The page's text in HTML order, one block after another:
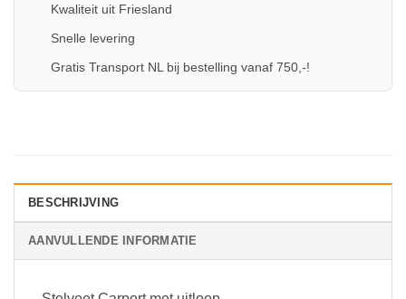
Kwaliteit uit Friesland
Snelle levering
Gratis Transport NL bij bestelling vanaf 750,-!
BESCHRIJVING
AANVULLENDE INFORMATIE